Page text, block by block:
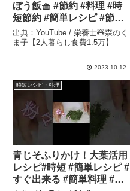
ぼう飯🧺 #節約 #料理 #時
短節約 #簡単レシピ #節約
料理 #節約レシピ #vlog #
節約ごはん #レシピ #節約
森のくま子【2人暮らし食
費1.5万】
出典：YouTube / 栄養士🧸森のく
ま子【2人暮らし食費1.5万】
2023.10.12
時短レシピ・料理
青じそふりかけ！大葉活用
レシピ#時短 #簡単レシピ #
すぐ出来る #簡単料理 #青